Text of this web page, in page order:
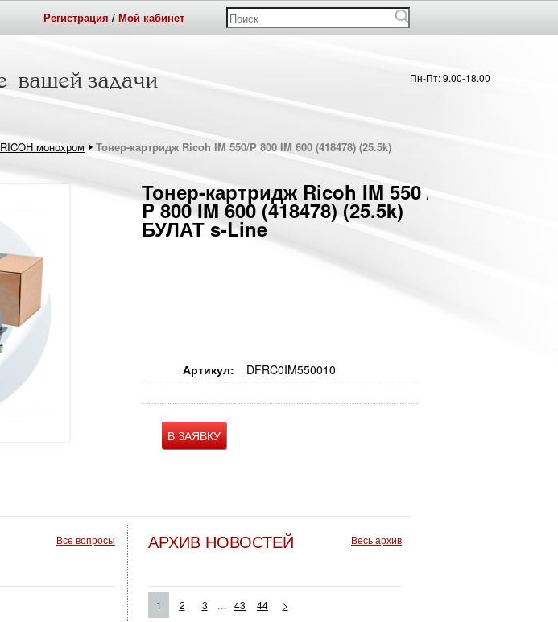
Регистрация / Мой кабинет
Пн-Пт: 9.00-18.00
RICOH монохром
Тонер-картридж Ricoh IM 550/P 800 IM 600 (418478) (25.5k)
Тонер-картридж Ricoh IM 550 /
P 800 IM 600 (418478) (25.5k)
БУЛАТ s-Line
Артикул: DFRC0IM550010
В ЗАЯВКУ
Все вопросы АРХИВ НОВОСТЕЙ Весь архив
1 2 3 ... 43 44 >